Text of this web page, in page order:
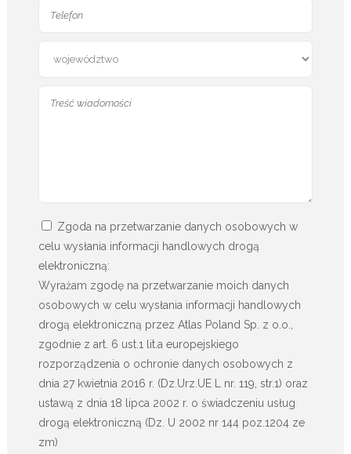
Zgoda na przetwarzanie danych osobowych w
celu wysłania informacji handlowych drogą
elektroniczną:
Wyrażam zgodę na przetwarzanie moich danych
osobowych w celu wysłania informacji handlowych
drogą elektroniczną przez Atlas Poland Sp. z o.o.,
zgodnie z art. 6 ust.1 lit.a europejskiego
rozporządzenia o ochronie danych osobowych z
dnia 27 kwietnia 2016 r. (Dz.Urz.UE L nr. 119, str.1) oraz
ustawą z dnia 18 lipca 2002 r. o świadczeniu usług
drogą elektroniczną (Dz. U 2002 nr 144 poz.1204 ze
zm)